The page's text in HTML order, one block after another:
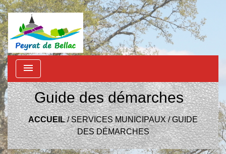
menu
Guide des démarches
ACCUEIL/SERVICES MUNICIPAUX/GUIDE
DES DÉMARCHES